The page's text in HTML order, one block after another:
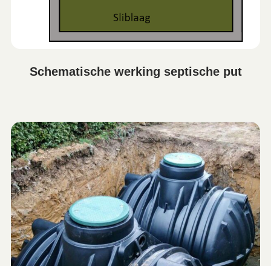
Schematische werking septische put